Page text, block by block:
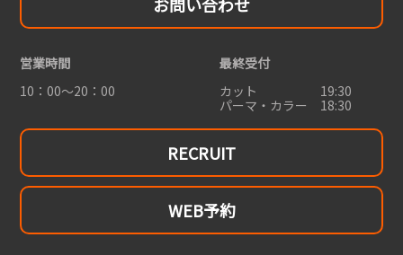
お問い合わせ
営業時間
10：00～20：00
最終受付
カット 19:30
パーマ・カラー 18:30
RECRUIT
WEB予約